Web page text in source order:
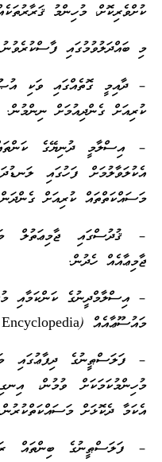
ކުށްވެރިކޮށް، މުހިންމު
މި ބައްދަލުވުމުގައި
– ދާއިމީ ގޮތެއްގައި ވަކި
ކުރިއަށް ގެންދިއުމަށް ނިންމުން.
– އިސްލާމީ ދުނިޔޭގެ
އެކުލަވާލުމަށް ފަހުގައި
މަސައްކަތްތައް ކުރިއަށް
– ޤުދުސްގައި ޖާމިޢަތުލް
ޖާމިޢާއެއް ހެދުން.
– އިސްލާމްދީނުގެ ކަންކަމާއި
މައުސޫޢާއެއް (Encyclopedia އެއް) އެކުލަވާލުން.
– ފަލަސްޠީނުގެ ދިފާޢުގައި
މުހިންމުކަމަކަށް ވުމުން،
އެކަމާ ދެކޮޅަށް
– ފަލަސްޠީނުގެ ބިންތައް